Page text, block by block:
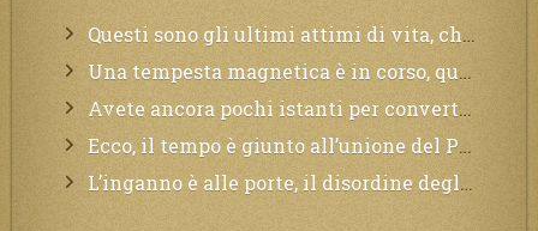
Questi sono gli ultimi attimi di vita, chi si vuole salvare Mi chiami in suo aiuto.
Una tempesta magnetica è in corso, questa generazione patirà. Il black out non tarderà ad arrivare e tutta la Terra sarà oscurata.
Avete ancora pochi istanti per convertirvi, non perdete tempo, la sciagura arriverà all’improvviso e per chi non si sarà preparato saranno dolori.
Ecco, il tempo è giunto all’unione del Padre con il figlio, non avete che da attendere pochissimo.
L’inganno è alle porte, il disordine degli ordinati urlerà perdono, ma sarà troppo tardi, il tradimento è stato grande!